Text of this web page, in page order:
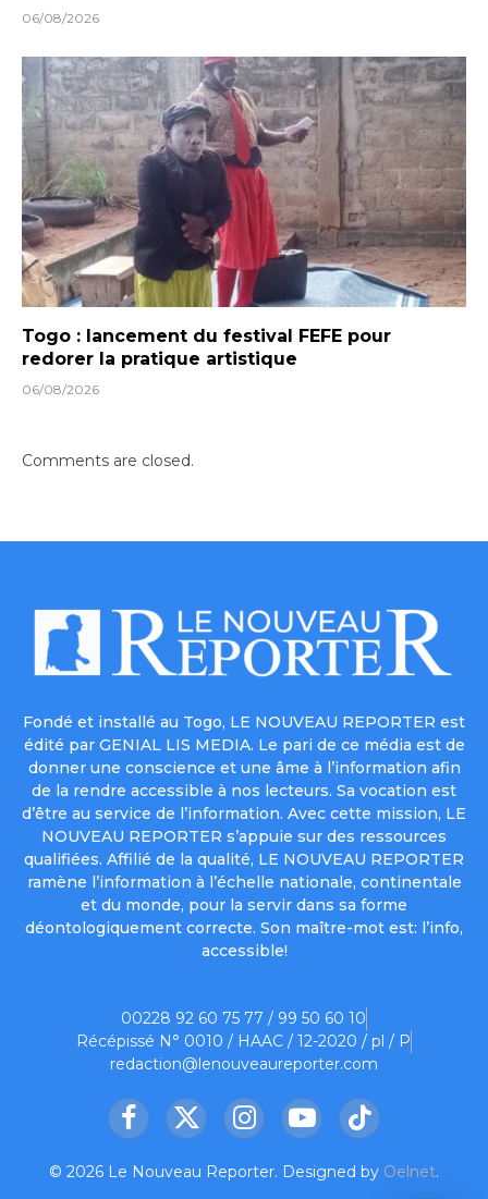
06/08/2026
Togo : lancement du festival FEFE pour
redorer la pratique artistique
06/08/2026
Comments are closed.
Fondé et installé au Togo, LE NOUVEAU REPORTER est
édité par GENIAL LIS MEDIA. Le pari de ce média est de
donner une conscience et une âme à l’information afin
de la rendre accessible à nos lecteurs. Sa vocation est
d’être au service de l’information. Avec cette mission, LE
NOUVEAU REPORTER s’appuie sur des ressources
qualifiées. Affilié de la qualité, LE NOUVEAU REPORTER
ramène l’information à l’échelle nationale, continentale
et du monde, pour la servir dans sa forme
déontologiquement correcte. Son maître-mot est: l’info,
accessible!
00228 92 60 75 77 / 99 50 60 10
Récépissé N° 0010 / HAAC / 12-2020 / pl / P
redaction@lenouveaureporter.com
Facebook
X
InstagramYouTubeTikTok
© 2026 Le Nouveau Reporter. Designed by Oelnet.